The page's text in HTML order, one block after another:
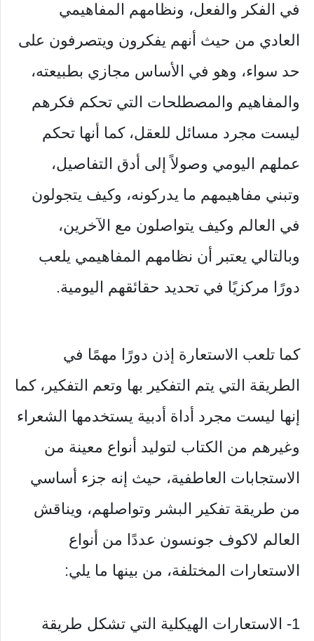
في الفكر والفعل، ونظامهم المفاهيمي
العادي من حيث أنهم يفكرون ويتصرفون على
حد سواء، وهو في الأساس مجازي بطبيعته،
والمفاهيم والمصطلحات التي تحكم فكرهم
ليست مجرد مسائل للعقل، كما أنها تحكم
عملهم اليومي وصولاً إلى أدق التفاصيل،
وتبني مفاهيمهم ما يدركونه، وكيف يتجولون
في العالم وكيف يتواصلون مع الآخرين،
وبالتالي يعتبر أن نظامهم المفاهيمي يلعب
دورًا مركزيًا في تحديد حقائقهم اليومية.
كما تلعب الاستعارة إذن دورًا مهمًا في
الطريقة التي يتم التفكير بها وتعم التفكير، كما
إنها ليست مجرد أداة أدبية يستخدمها الشعراء
وغيرهم من الكتاب لتوليد أنواع معينة من
الاستجابات العاطفية، حيث إنه جزء أساسي
من طريقة تفكير البشر وتواصلهم، ويناقش
العالم لاكوف جونسون عددًا من أنواع
الاستعارات المختلفة، من بينها ما يلي:
1- الاستعارات الهيكلية التي تشكل طريقة